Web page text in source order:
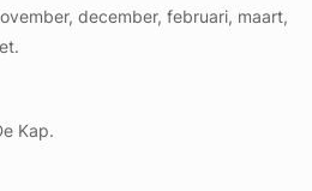
december, februari, maart,
Kap.